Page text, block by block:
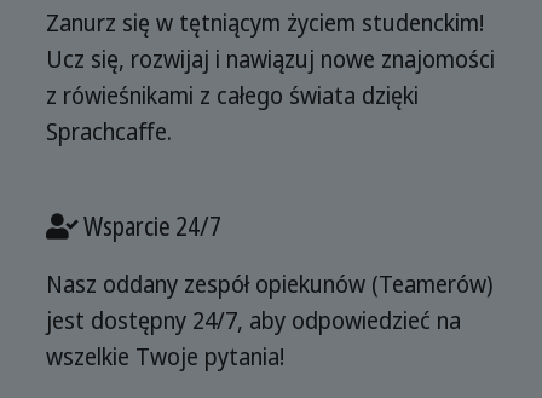
Zanurz się w tętniącym życiem studenckim!
Ucz się, rozwijaj i nawiązuj nowe znajomości
z rówieśnikami z całego świata dzięki
Sprachcaffe.
Wsparcie 24/7
Nasz oddany zespół opiekunów (Teamerów)
jest dostępny 24/7, aby odpowiedzieć na
wszelkie Twoje pytania!